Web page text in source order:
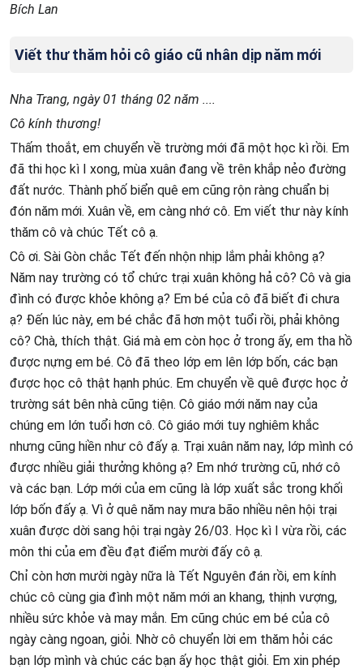
Bích Lan
Viết thư thăm hỏi cô giáo cũ nhân dịp năm mới
Nha Trang, ngày 01 tháng 02 năm ....
Cô kính thương!
Thấm thoắt, em chuyển về trường mới đã một học kì rồi. Em
đã thi học kì I xong, mùa xuân đang về trên khắp nẻo đường
đất nước. Thành phố biển quê em cũng rộn ràng chuẩn bị
đón năm mới. Xuân về, em càng nhớ cô. Em viết thư này kính
thăm cô và chúc Tết cô ạ.
Cô ơi. Sài Gòn chắc Tết đến nhộn nhịp lắm phải không ạ?
Năm nay trường có tổ chức trại xuân không hả cô? Cô và gia
đình có được khỏe không ạ? Em bé của cô đã biết đi chưa
ạ? Đến lúc này, em bé chắc đã hơn một tuổi rồi, phải không
cô? Chà, thích thật. Giá mà em còn học ở trong ấy, em tha hồ
được nựng em bé. Cô đã theo lớp em lên lớp bốn, các bạn
được học cô thật hạnh phúc. Em chuyển về quê được học ở
trường sát bên nhà cũng tiện. Cô giáo mới năm nay của
chúng em lớn tuổi hơn cô. Cô giáo mới tuy nghiêm khắc
nhưng cũng hiền như cô đấy ạ. Trại xuân năm nay, lớp mình có
được nhiều giải thưởng không ạ? Em nhớ trường cũ, nhớ cô
và các bạn. Lớp mới của em cũng là lớp xuất sắc trong khối
lớp bốn đấy ạ. Vì ở quê năm nay mưa bão nhiều nên hội trại
xuân được dời sang hội trại ngày 26/03. Học kì I vừa rồi, các
môn thi của em đều đạt điểm mười đấy cô ạ.
Chỉ còn hơn mười ngày nữa là Tết Nguyên đán rồi, em kính
chúc cô cùng gia đình một năm mới an khang, thịnh vượng,
nhiều sức khỏe và may mắn. Em cũng chúc em bé của cô
ngày càng ngoan, giỏi. Nhờ cô chuyển lời em thăm hỏi các
bạn lớp mình và chúc các bạn ấy học thật giỏi. Em xin phép